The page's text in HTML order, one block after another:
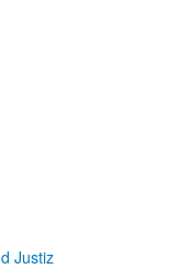
Justiz